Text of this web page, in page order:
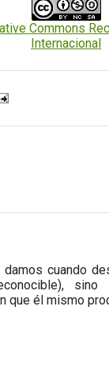
Commons
Internacional
cuando
que él mismo